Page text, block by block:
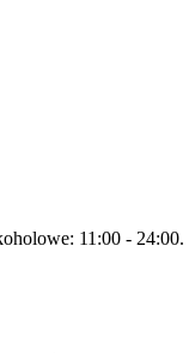
11:00 - 24:00.